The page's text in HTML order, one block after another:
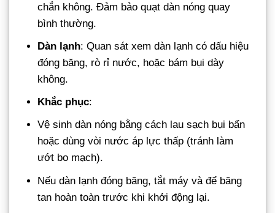
chắn không. Đảm bảo quạt dàn nóng quay
bình thường.
Dàn lạnh: Quan sát xem dàn lạnh có dấu hiệu
đóng băng, rò rỉ nước, hoặc bám bụi dày
không.
Khắc phục:
Vệ sinh dàn nóng bằng cách lau sạch bụi bẩn
hoặc dùng vòi nước áp lực thấp (tránh làm
ướt bo mạch).
Nếu dàn lạnh đóng băng, tắt máy và để băng
tan hoàn toàn trước khi khởi động lại.